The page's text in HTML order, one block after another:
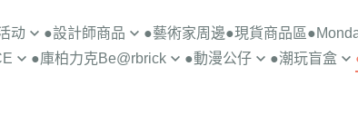
动 ●設計師商品 ●藝術家周邊●現貨商品區
●庫柏力克Be@rbrick ●動漫公仔 ●潮玩盲盒